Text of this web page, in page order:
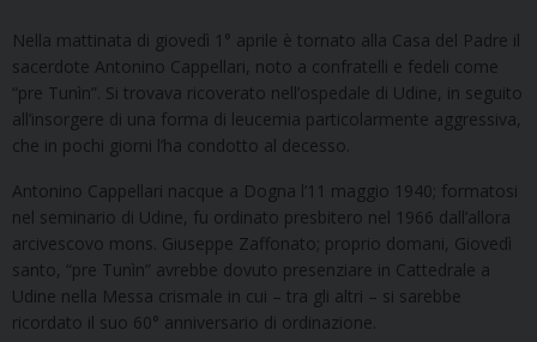
Nella mattinata di giovedì 1° aprile è tornato alla Casa del Padre il
sacerdote Antonino Cappellari, noto a confratelli e fedeli come
“pre Tunìn”. Si trovava ricoverato nell’ospedale di Udine, in seguito
all’insorgere di una forma di leucemia particolarmente aggressiva,
che in pochi giorni l’ha condotto al decesso.
Antonino Cappellari nacque a Dogna l’11 maggio 1940; formatosi
nel seminario di Udine, fu ordinato presbitero nel 1966 dall’allora
arcivescovo mons. Giuseppe Zaffonato; proprio domani, Giovedì
santo, “pre Tunìn” avrebbe dovuto presenziare in Cattedrale a
Udine nella Messa crismale in cui – tra gli altri – si sarebbe
ricordato il suo 60° anniversario di ordinazione.